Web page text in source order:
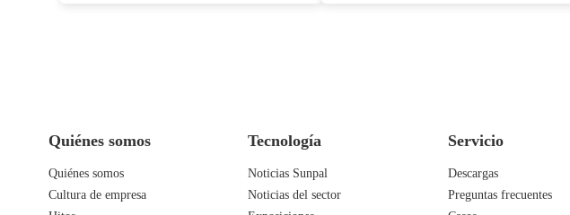
Quiénes somos
Quiénes somos
Cultura de empresa
Tecnología
Noticias Sunpal
Noticias del sector
Servicio
Descargas
Preguntas frecuentes